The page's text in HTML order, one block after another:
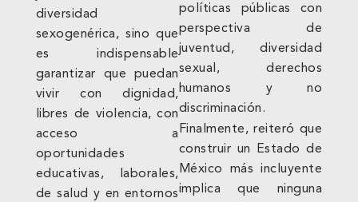
diversidad
sexogenérica, sino que
es indispensable
garantizar que puedan
vivir con dignidad,
libres de violencia, con
acceso a
oportunidades
educativas, laborales,
de salud y en entornos
políticas públicas con
perspectiva de
juventud, diversidad
sexual, derechos
humanos y no
discriminación.
Finalmente, reiteró que
construir un Estado de
México más incluyente
implica que ninguna